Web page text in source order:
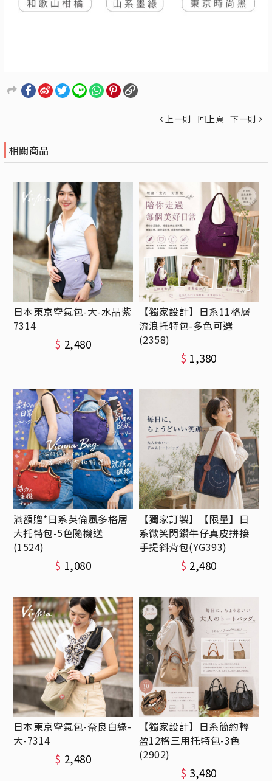
上一則 回上頁 下一則
相關商品
日本東京空氣包-大-水晶紫
7314
$ 2,480
【獨家設計】日系11格層
流浪托特包-多色可選
(2358)
$ 1,380
滿額贈*日系英倫風多格層
大托特包-5色隨機送
(1524)
$ 1,080
【獨家訂製】【限量】日
系微笑閃鑽牛仔真皮拼接
手提斜背包(YG393)
$ 2,480
日本東京空氣包-奈良白綠-
大-7314
$ 2,480
【獨家設計】日系簡約輕
盈12格三用托特包-3色
(2902)
$ 3,480